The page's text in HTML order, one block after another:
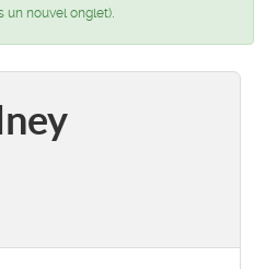
un nouvel onglet)